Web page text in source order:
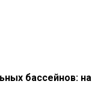
бассейнов: на